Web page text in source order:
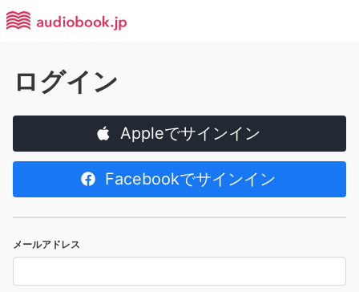
ログイン
Appleでサインイン
Facebookでサインイン
メールアドレス